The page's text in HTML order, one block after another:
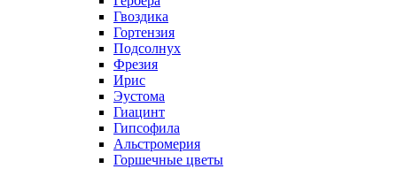
Гвоздика
Гортензия
Подсолнух
Фрезия
Ирис
Эустома
Гиацинт
Гипсофила
Альстромерия
Горшечные цветы